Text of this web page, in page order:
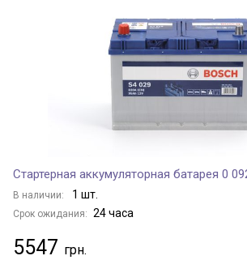
Стартерная аккумуляторная батарея 0
В наличии: 1 шт.
Срок ожидания: 24 часа
5547